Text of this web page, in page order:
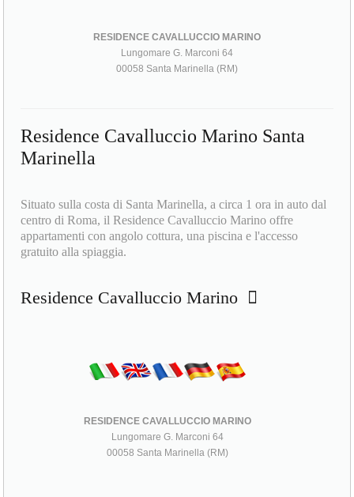
RESIDENCE CAVALLUCCIO MARINO
Lungomare G. Marconi 64
00058 Santa Marinella (RM)
Residence Cavalluccio Marino Santa
Marinella
Situato sulla costa di Santa Marinella, a circa 1 ora in auto dal
centro di Roma, il Residence Cavalluccio Marino offre
appartamenti con angolo cottura, una piscina e l'accesso
gratuito alla spiaggia.
Residence Cavalluccio Marino
RESIDENCE CAVALLUCCIO MARINO
Lungomare G. Marconi 64
00058 Santa Marinella (RM)